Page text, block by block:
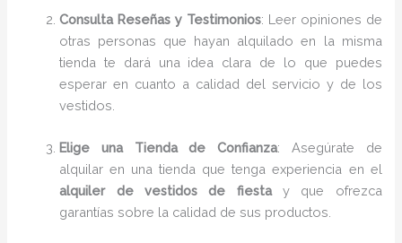
Consulta Reseñas y Testimonios: Leer opiniones de
otras personas que hayan alquilado en la misma
tienda te dará una idea clara de lo que puedes
esperar en cuanto a calidad del servicio y de los
vestidos.
Elige una Tienda de Confianza: Asegúrate de
alquilar en una tienda que tenga experiencia en el
alquiler de vestidos de fiestay que ofrezca
garantías sobre la calidad de sus productos.